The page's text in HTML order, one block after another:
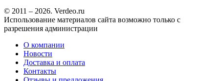
© 2011 – 2026. Verdeo.ru
Использование материалов сайта возможно только с
разрешения администрации
О компании
Новости
Доставка и оплата
Контакты